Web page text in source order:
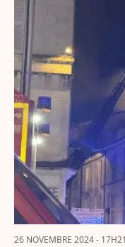
26 NOVEMBRE 2024 - 17H21